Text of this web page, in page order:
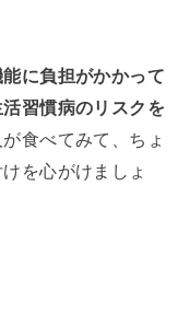
に負担がかかって
習慣病のリスクを
が食べてみて、ちょ
を心がけましょ